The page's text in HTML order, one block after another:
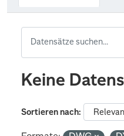
Keine
Sortieren nach